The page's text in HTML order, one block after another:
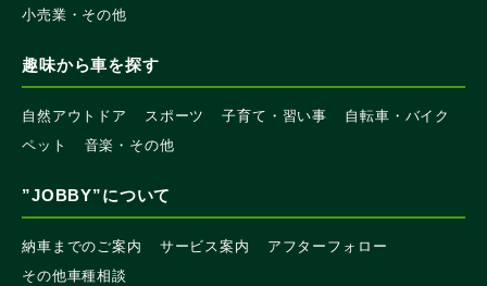
小売業・その他
趣味から車を探す
自然アウトドア スポーツ 子育て・習い事
自転車・バイク
ペット
音楽・その他
”JOBBY”について
納車までのご案内 サービス案内
アフターフォロー
その他車種相談